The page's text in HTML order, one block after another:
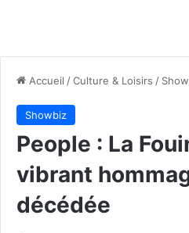
Accueil /Culture & Loisirs /
Showbiz
People : La
vibrant
décédée